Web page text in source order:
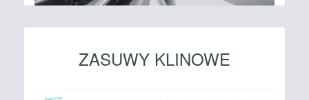
ZASUWY KLINOWE